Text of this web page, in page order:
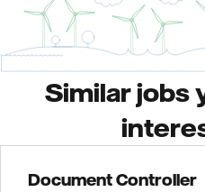
Similar jobs
Document Controller